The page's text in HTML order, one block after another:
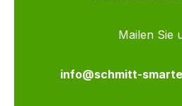
Mailen Sie
info@schmitt-